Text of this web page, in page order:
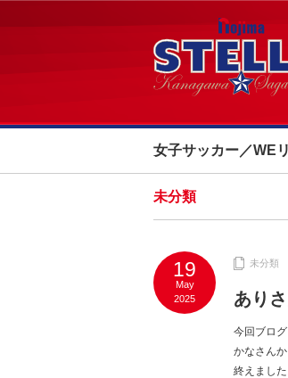
女子サッカー／WE
未分類
19
May
2025
未分類
あり
今回ブロ
かなさん
終えまし